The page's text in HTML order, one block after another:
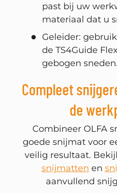
past bij uw
materiaal dat u
Geleider:
de TS4Guide
gebogen sneden.
Compleet
de
Combineer OLFA
goede snijmat voor
veilig resultaat.
snijmatten en
aanvullend